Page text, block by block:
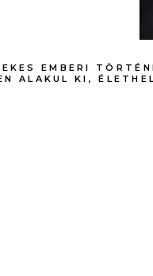
EMBERI
ALAKUL KI,